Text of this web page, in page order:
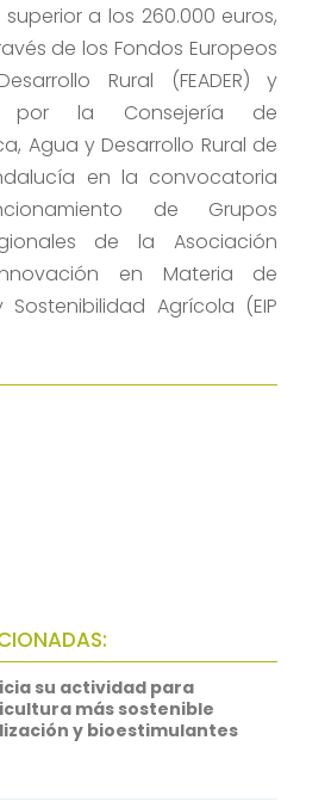
a los 260.000 euros,
de los Fondos Europeos
Rural (FEADER) y
por la Consejería de
Agua y Desarrollo Rural de
en la convocatoria
de Grupos
de la Asociación
en Materia de
Agrícola (EIP
su actividad para
más sostenible
y bioestimulantes